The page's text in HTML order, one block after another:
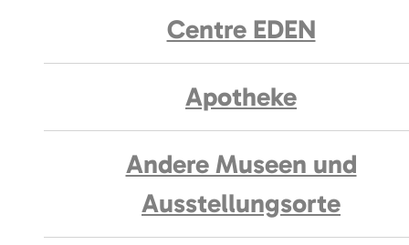
Centre EDEN
Apotheke
Andere Museen und
Ausstellungsorte